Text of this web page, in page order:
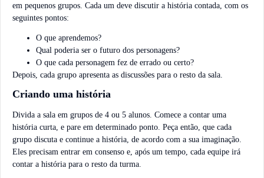
em pequenos grupos. Cada um deve discutir a história contada, com os
seguintes pontos:
O que aprendemos?
Qual poderia ser o futuro dos personagens?
O que cada personagem fez de errado ou certo?
Depois, cada grupo apresenta as discussões para o resto da sala.
Criando uma história
Divida a sala em grupos de 4 ou 5 alunos. Comece a contar uma
história curta, e pare em determinado ponto. Peça então, que cada
grupo discuta e continue a história, de acordo com a sua imaginação.
Eles precisam entrar em consenso e, após um tempo, cada equipe irá
contar a história para o resto da turma.